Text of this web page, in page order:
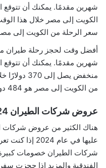
شهرين مقدمًا. يمكنك أن
سعر الرحلة من الكويت إلى مصر حوالي
أفضل وقت لحجز رحلة طيران
شهرين مقدمًا. يمكنك أن تتوقع
منخفض يصل
من الكويت إلى مصر هو 484 دولار.
عروض شركات الطيران 2024
هناك الكثير من عروض شركات
عليها في عام
شركات الطيران خصومات كبيرة
الفندقية والمزيد إذا حجزت